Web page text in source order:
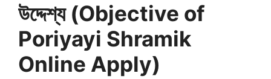
উদ্দেশ্য (Objective of
Poriyayi Shramik
Online Apply)